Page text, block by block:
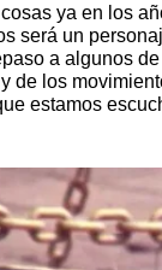
ya en los
será un
a algunos
de los
estamos